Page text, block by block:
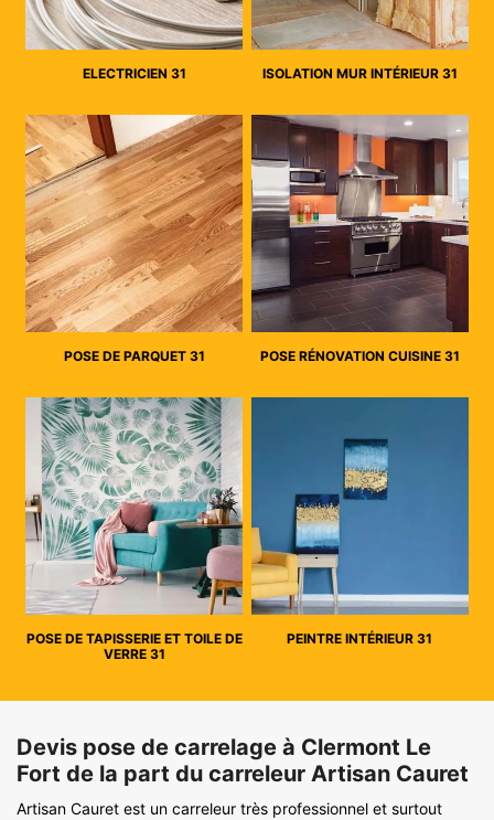
ELECTRICIEN 31 ISOLATION MUR INTÉRIEUR 31
POSE DE PARQUET 31 POSE RÉNOVATION CUISINE 31
POSE DE TAPISSERIE ET TOILE DE
VERRE 31
PEINTRE INTÉRIEUR 31
Devis pose de carrelage à Clermont Le
Fort de la part du carreleur Artisan Cauret
Artisan Cauret est un carreleur très professionnel et surtout